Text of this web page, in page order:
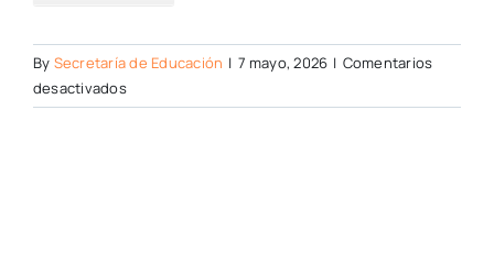
By Secretaría de Educación | 7 mayo, 2026 | Comentarios
desactivadosen